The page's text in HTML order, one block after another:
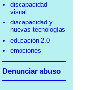
discapacidad
visual
discapacidad y
nuevas tecnologías
educación 2.0
emociones
Denunciar abuso